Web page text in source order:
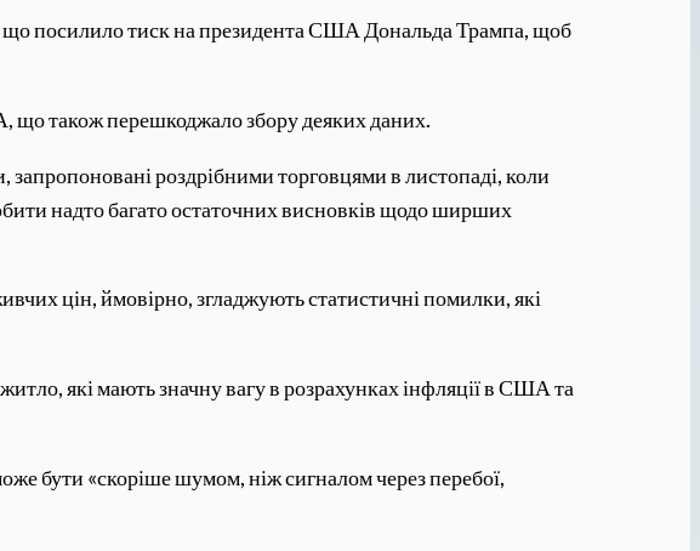
що посилило тиск на президента США Дональда Трампа, щоб
що також перешкоджало збору деяких даних.
роздрібними торговцями в листопаді, коли
надто багато остаточних висновків щодо ширших
цін, ймовірно, згладжують статистичні помилки, які
які мають значну вагу в розрахунках інфляції в США та
бути «скоріше шумом, ніж сигналом через перебої,